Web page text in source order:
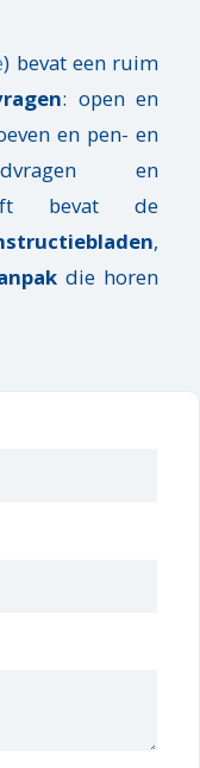
) bevat een ruim
: open en
en pen- en
en
bevat de
,
die horen